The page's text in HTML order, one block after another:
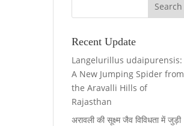
Recent Update
Langelurillus udaipurensis:
A New Jumping Spider from
the Aravalli Hills of
Rajasthan
अरावली की सूक्ष्म जैव विविधता में जुड़ी